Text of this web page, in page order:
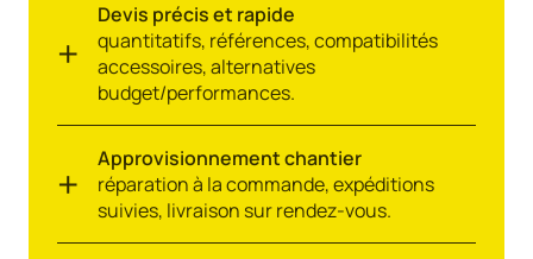
Devis précis et rapide
quantitatifs, références, compatibilités
accessoires, alternatives
budget/performances.
Approvisionnement chantier
réparation à la commande, expéditions
suivies, livraison sur rendez-vous.